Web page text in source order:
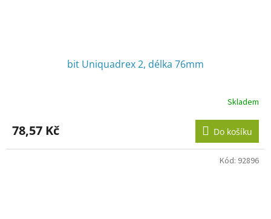
bit Uniquadrex 2, délka 76mm
Skladem
78,57 Kč Do košíku
Kód: 92896